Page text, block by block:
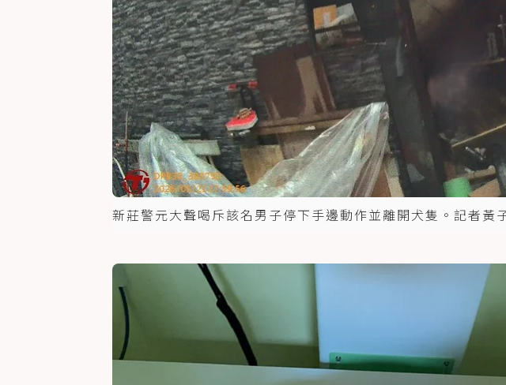
新莊警元大聲喝斥該名男子停下手邊動作並離開犬隻。記者黃